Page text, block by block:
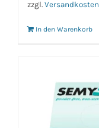
zzgl. Versandkosten
In den Warenkorb